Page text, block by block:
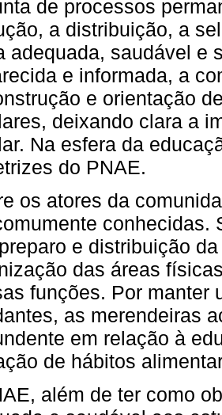
de processos
a distribuição, a
adequada, saudável e
e informada, a
e orientação
deixando clara a
Na esfera da
do PNAE.
os atores da
conhecidas.
e distribuição
das áreas
funções. Por manter
as merendeiras
em relação à
de hábitos
além de ter como